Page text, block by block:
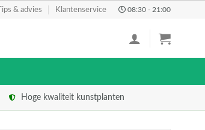
Tips & advies Klantenservice 08:30 - 21:00
Hoge kwaliteit kunstplanten